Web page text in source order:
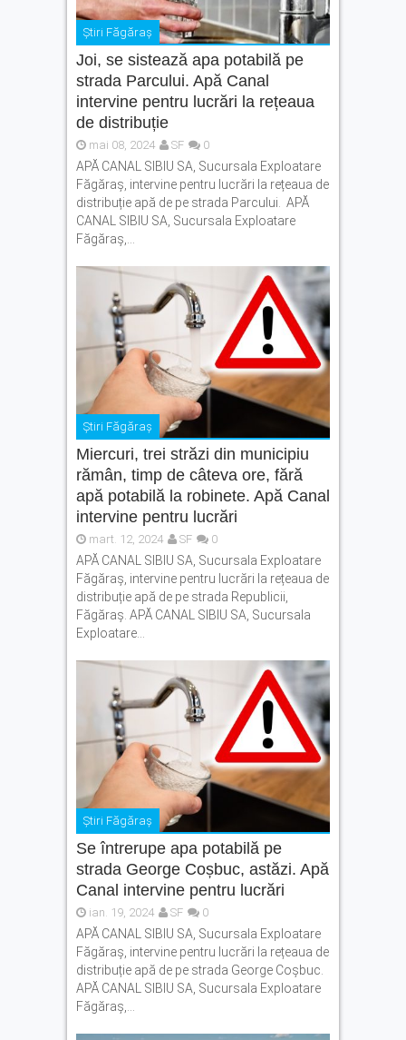
Știri Făgăraș
Joi, se sistează apa potabilă pe
strada Parcului. Apă Canal
intervine pentru lucrări la rețeaua
de distribuție
mai 08, 2024 SF 0
APĂ CANAL SIBIU SA, Sucursala Exploatare
Făgăraș, intervine pentru lucrări la rețeaua de
distribuție apă de pe strada Parcului. APĂ
CANAL SIBIU SA, Sucursala Exploatare
Făgăraș,...
Știri Făgăraș
Miercuri, trei străzi din municipiu
rămân, timp de câteva ore, fără
apă potabilă la robinete. Apă Canal
intervine pentru lucrări
mart. 12, 2024 SF 0
APĂ CANAL SIBIU SA, Sucursala Exploatare
Făgăraș, intervine pentru lucrări la rețeaua de
distribuție apă de pe strada Republicii,
Făgăraș. APĂ CANAL SIBIU SA, Sucursala
Exploatare...
Știri Făgăraș
Se întrerupe apa potabilă pe
strada George Coșbuc, astăzi. Apă
Canal intervine pentru lucrări
ian. 19, 2024 SF 0
APĂ CANAL SIBIU SA, Sucursala Exploatare
Făgăraș, intervine pentru lucrări la rețeaua de
distribuție apă de pe strada George Coșbuc.
APĂ CANAL SIBIU SA, Sucursala Exploatare
Făgăraș,...